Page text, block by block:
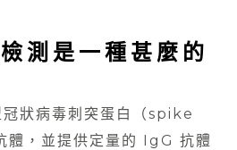
測是一種甚麼的
狀病毒刺突蛋白（spike
，並提供定量的 IgG 抗體